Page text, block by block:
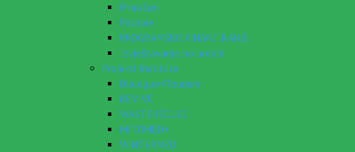
Proračun
Potpore
PROGRAMSKO FINANCIRANJE
Izvještavanje po uredbi
Projekti Instituta
Dialogue4Tourism
REVIVE
WASTEREDUCE
MITOMED+
WINTERMED